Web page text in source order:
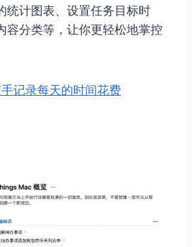
统计图表、设置任务目标时
容分类等，让你更轻松地掌控
记录每天的时间花费